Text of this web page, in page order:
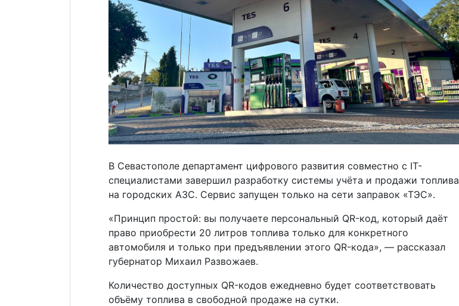
В Севастополе департамент цифрового развития совместно с IT-
специалистами завершил разработку системы учёта и продажи топлива
на городских АЗС. Сервис запущен только на сети заправок «ТЭС».
«Принцип простой: вы получаете персональный QR-код, который даёт
право приобрести 20 литров топлива только для конкретного
автомобиля и только при предъявлении этого QR-кода», — рассказал
губернатор Михаил Развожаев.
Количество доступных QR-кодов ежедневно будет соответствовать
объёму топлива в свободной продаже на сутки.